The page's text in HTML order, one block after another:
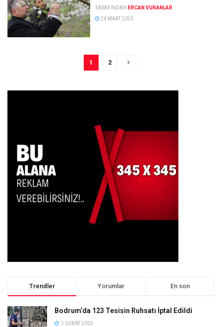
TARAFINDAN ERCAN VURANLAR
24 MART 2025
1 2
Trendler Yorumlar En son
Bodrum’da 123 Tesisin Ruhsatı İptal Edildi
1 ŞUBAT 2025